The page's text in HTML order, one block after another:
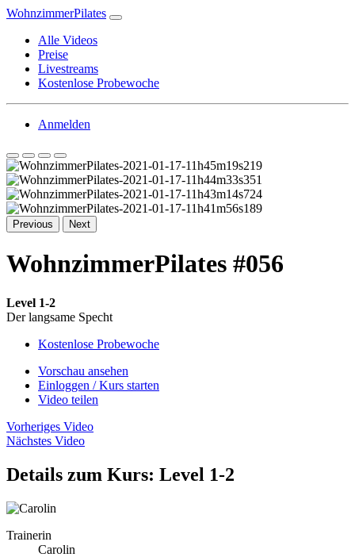
WohnzimmerPilates
Alle Videos
Preise
Livestreams
Kostenlose Probewoche
Anmelden
Previous Next
WohnzimmerPilates #056
Level 1-2
Der langsame Specht
Kostenlose Probewoche
Vorschau ansehen
Einloggen / Kurs starten
Video teilen
Vorheriges Video
Nächstes Video
Details zum Kurs: Level 1-2
Trainerin
Carolin